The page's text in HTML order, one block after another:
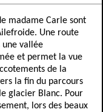
madame Carle sont
Une route
une vallée
et permet la vue
de la
la fin du parcours
glacier Blanc. Pour
lors des beaux